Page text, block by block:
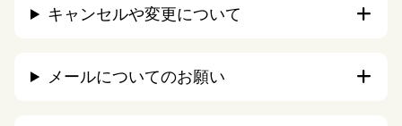
キャンセルや変更について
メールについてのお願い